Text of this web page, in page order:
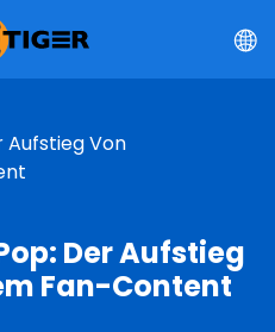
Aufstieg Von
Der Aufstieg
Fan-Content